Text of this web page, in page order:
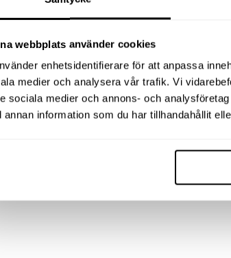
webbplats använder cookies
enhetsidentifierare för att anpassa
medier och analysera vår trafik. Vi
sociala medier och annons- och
annan information som du har tillhandahållit